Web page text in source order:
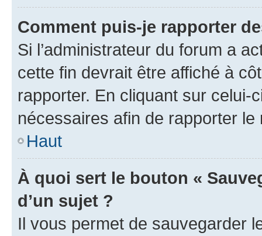
Comment puis-je rapporter
Si l’administrateur du forum a
cette fin devrait être affiché à
rapporter. En cliquant sur
nécessaires afin de rapporter le
Haut
À quoi sert le bouton «
d’un sujet ?
Il vous permet de sauvegarder